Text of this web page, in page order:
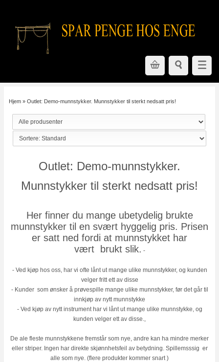
Hjem » Outlet: Demo-munnstykker. Munnstykker til sterkt nedsatt pris!
Outlet: Demo-munnstykker.
Munnstykker til sterkt nedsatt pris!
Her finner du mange ubetydelig brukte
munnstykker til en svært hyggelig pris. Prisen
er satt ned fordi at munnstykket har
vært brukt slik. -
- Ved kjøp hos oss, har vi ofte lånt ut mange ulike munnstykker, og kunden
velger fritt ett av disse
- Kunder som ønsker å prøvespille mange ulike munnstykker, før det går til
innkjøp av nytt munnstykke
- Ved kjøp av nytt instrument har vi lånt ut mange ulike munnstykke, og
kunden velger ett av disse.,
De ale fleste munnstykkene fremstår som nye, andre kan ha mindre merker
eller striper. Ingen har direkte skjønnhetsfeil av betydning. Spillemsssig er
alle som nye. (flere produkter kommer snart )